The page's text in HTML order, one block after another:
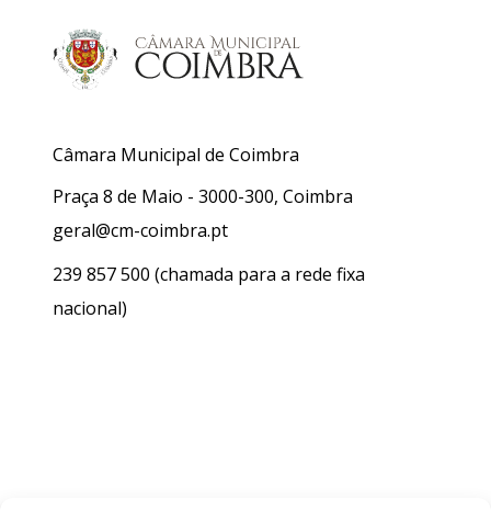
Câmara Municipal de Coimbra
Praça 8 de Maio - 3000-300, Coimbra
geral@cm-coimbra.pt
239 857 500 (chamada para a rede fixa
nacional)